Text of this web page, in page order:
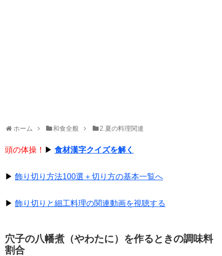
ホーム 和食全般 2.夏の料理関連
頭の体操！ ▶ 食材漢字クイズを解く
▶ 飾り切り方法100選＋切り方の基本一覧へ
▶ 飾り切りと細工料理の関連動画を視聴する
穴子の八幡煮（やわたに）を作るときの調味料
割合